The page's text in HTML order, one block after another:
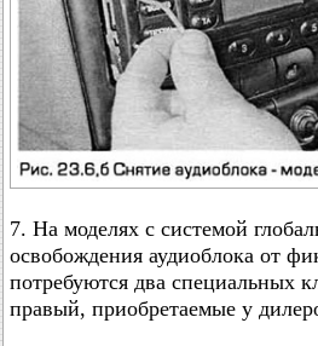
7. На моделях с системой
освобождения аудиоблока от
потребуются два специальных
правый, приобретаемые у